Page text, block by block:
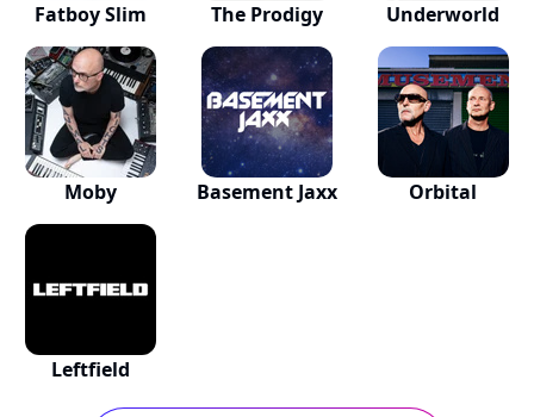
Fatboy Slim The Prodigy Underworld
Moby Basement Jaxx Orbital
Leftfield